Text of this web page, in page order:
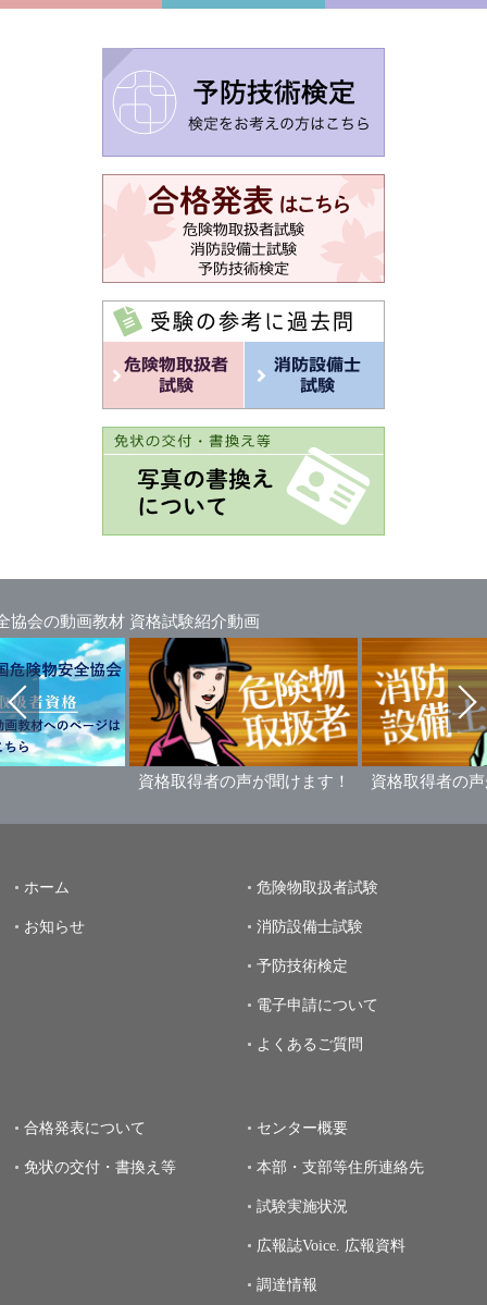
協会の動画教材 資格試験紹介動画
資格取得者の声が聞けます！ 資格取得者の
ホーム
お知らせ
危険物取扱者試験
消防設備士試験
予防技術検定
電子申請について
よくあるご質問
合格発表について
免状の交付・書換え等
センター概要
本部・支部等住所連絡先
試験実施状況
広報誌Voice. 広報資料
調達情報